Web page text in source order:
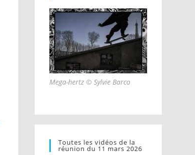
Mega-hertz © Sylvie Barco
Toutes les vidéos de la
réunion du 11 mars 2026